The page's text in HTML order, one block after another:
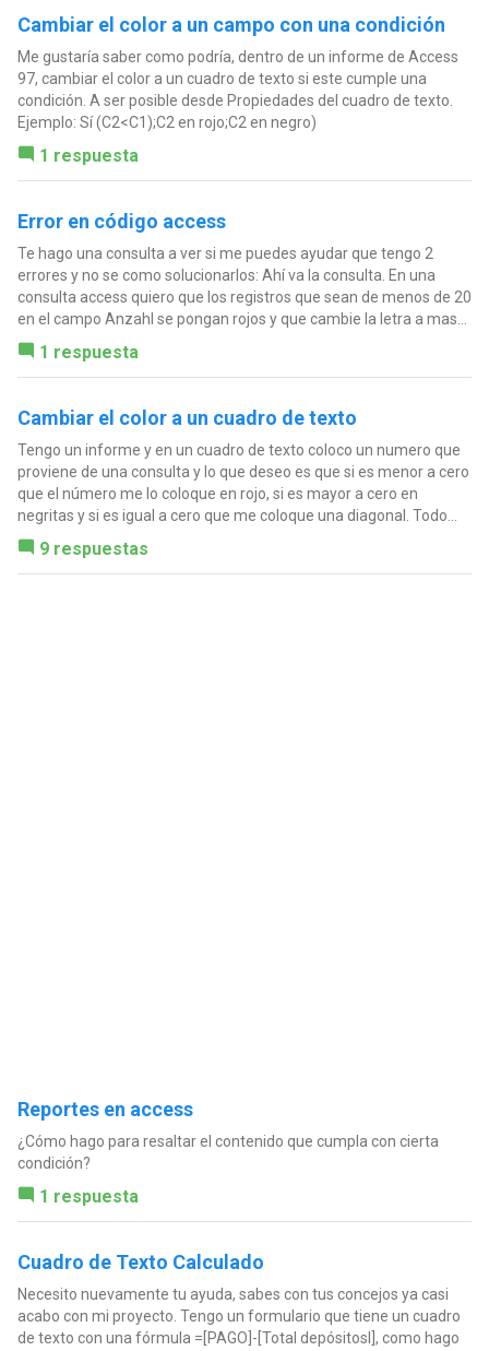
Cambiar el color a un campo con una condición
Me gustaría saber como podría, dentro de un informe de Access
97, cambiar el color a un cuadro de texto si este cumple una
condición. A ser posible desde Propiedades del cuadro de texto.
Ejemplo: Sí (C2<C1);C2 en rojo;C2 en negro)
1 respuesta
Error en código access
Te hago una consulta a ver si me puedes ayudar que tengo 2
errores y no se como solucionarlos: Ahí va la consulta. En una
consulta access quiero que los registros que sean de menos de 20
en el campo Anzahl se pongan rojos y que cambie la letra a mas...
1 respuesta
Cambiar el color a un cuadro de texto
Tengo un informe y en un cuadro de texto coloco un numero que
proviene de una consulta y lo que deseo es que si es menor a cero
que el número me lo coloque en rojo, si es mayor a cero en
negritas y si es igual a cero que me coloque una diagonal. Todo...
9 respuestas
Reportes en access
¿Cómo hago para resaltar el contenido que cumpla con cierta
condición?
1 respuesta
Cuadro de Texto Calculado
Necesito nuevamente tu ayuda, sabes con tus concejos ya casi
acabo con mi proyecto. Tengo un formulario que tiene un cuadro
de texto con una fórmula =[PAGO]-[Total depósitosI], como hago